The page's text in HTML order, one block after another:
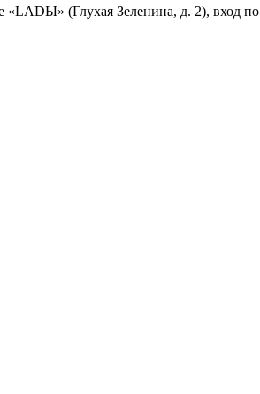
(Глухая Зеленина, д. 2), вход по